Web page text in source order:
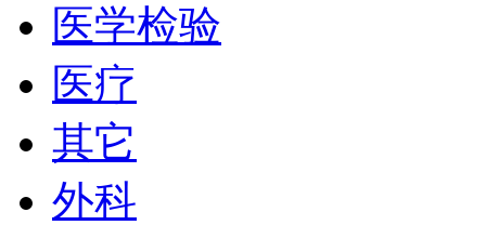
医学检验
医疗
其它
外科